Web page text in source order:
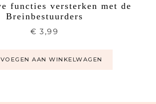
functies versterken met de
Breinbestuurders
€ 3,99
AAN WINKELWAGEN